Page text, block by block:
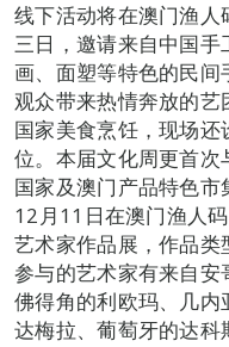
线下活动将在澳门渔
三日，邀请来自中国
画、面塑等特色的民
观众带来热情奔放的
国家美食烹饪，现场
位。本届文化周更首次
国家及澳门产品特色
12月11日在澳门渔人
艺术家作品展，作品类
参与的艺术家有来自安
佛得角的利欧玛、几
达梅拉、葡萄牙的达